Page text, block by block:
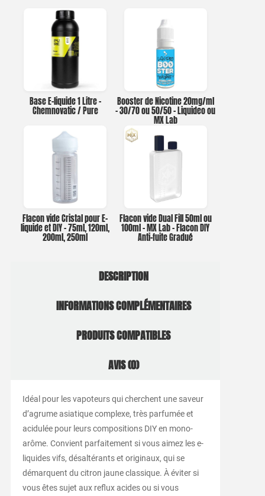
Base E-liquide 1 Litre –
Chemnovatic / Pure
Booster de Nicotine 20mg/ml
– 30/70 ou 50/50 – Liquideo ou
MX Lab
Flacon vide Cristal pour E-
liquide et DIY – 75ml, 120ml,
200ml, 250ml
Flacon vide Dual Fill 50ml ou
100ml – MX Lab – Flacon DIY
Anti-fuite Gradué
DESCRIPTION
INFORMATIONS COMPLÉMENTAIRES
PRODUITS COMPATIBLES
AVIS (0)
Idéal pour les vapoteurs qui cherchent une saveur
d’agrume asiatique complexe, très parfumée et
acidulée pour leurs compositions DIY en mono-
arôme. Convient parfaitement si vous aimez les e-
liquides vifs, désaltérants et originaux, qui se
démarquent du citron jaune classique. À éviter si
vous êtes sujet aux reflux acides ou si vous